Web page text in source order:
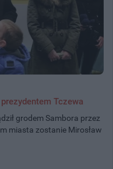
Tczewa
grodem Sambora przez
miasta zostanie Mirosław